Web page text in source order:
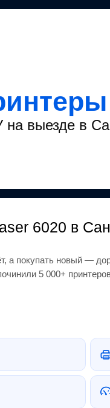
выезде в
6020 в
а покупать новый —
5 000+